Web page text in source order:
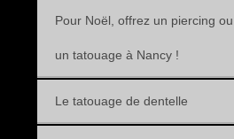
Pour Noël, offrez un piercing ou
un tatouage à Nancy !
Le tatouage de dentelle